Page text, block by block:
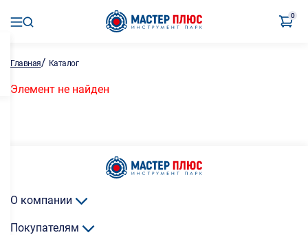
0
Главная/ Каталог
Элемент не найден
О компании
Покупателям